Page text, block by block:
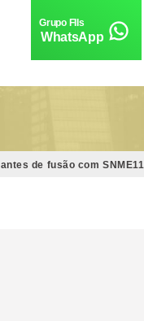
WhatsApp
de fusão com SNME11